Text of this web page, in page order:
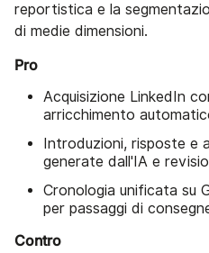
reportistica e la
di medie dimensioni.
Pro
Acquisizione LinkedIn
arricchimento
Introduzioni, risposte e
generate dall'IA e
Cronologia unificata su
per passaggi di
Contro